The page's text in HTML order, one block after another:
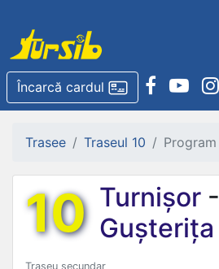
Încarcă cardul
Trasee Traseul 10 Program
10 Turnișor -
Gușterița
Traseu secundar